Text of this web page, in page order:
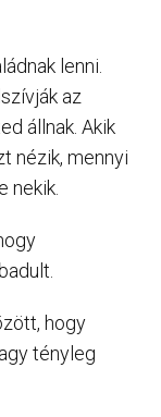
lenni.
az
állnak. Akik
nézik, mennyi
nekik.
hogy
tényleg